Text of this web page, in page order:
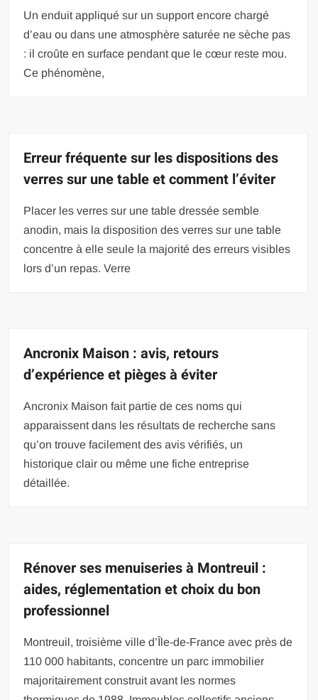
Un enduit appliqué sur un support encore chargé
d’eau ou dans une atmosphère saturée ne sèche pas
: il croûte en surface pendant que le cœur reste mou.
Ce phénomène,
Erreur fréquente sur les dispositions des
verres sur une table et comment l’éviter
Placer les verres sur une table dressée semble
anodin, mais la disposition des verres sur une table
concentre à elle seule la majorité des erreurs visibles
lors d’un repas. Verre
Ancronix Maison : avis, retours
d’expérience et pièges à éviter
Ancronix Maison fait partie de ces noms qui
apparaissent dans les résultats de recherche sans
qu’on trouve facilement des avis vérifiés, un
historique clair ou même une fiche entreprise
détaillée.
Rénover ses menuiseries à Montreuil :
aides, réglementation et choix du bon
professionnel
Montreuil, troisième ville d’Île-de-France avec près de
110 000 habitants, concentre un parc immobilier
majoritairement construit avant les normes